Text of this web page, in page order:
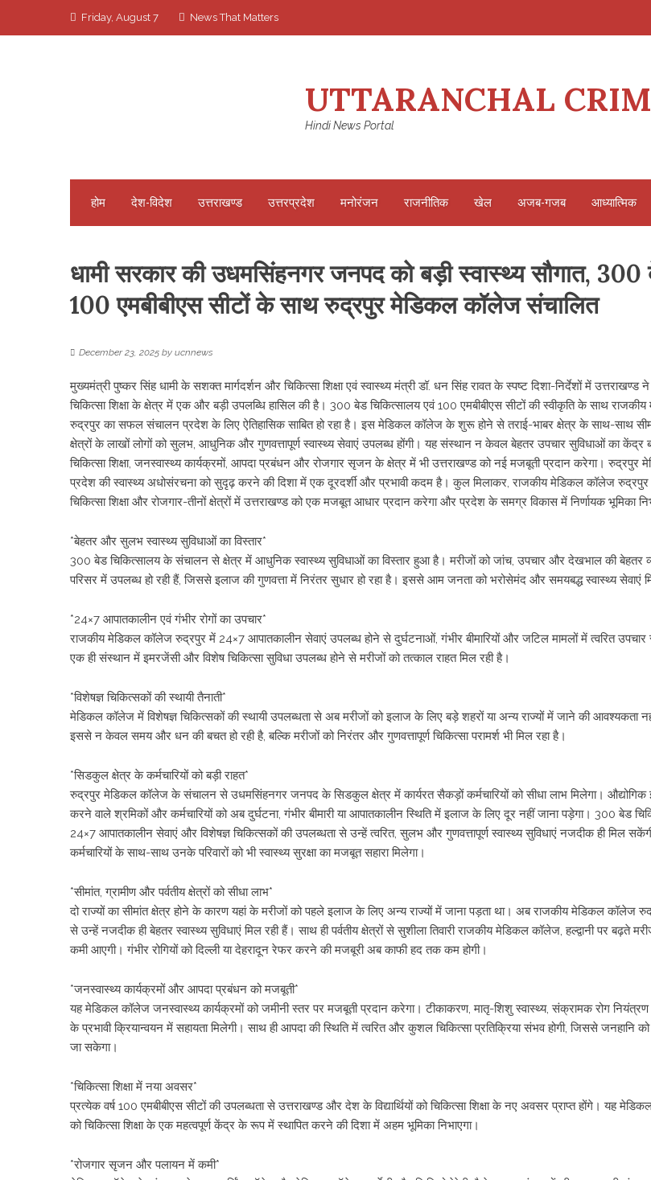
Friday, August 7 News That Matters
UTTARANCHAL
Hindi News Portal
होम देश-विदेश उत्तराखण्ड उत्तरप्रदेश मनोरंजन राजनीतिक खेल अजब-गजब आध्यात्मिक
धामी सरकार की उधमसिंहनगर जनपद को बड़ी स्वास्थ्य सौगात,
100 एमबीबीएस सीटों के साथ रुद्रपुर मेडिकल कॉलेज संचालित
December 23, 2025 by ucnnews
मुख्यमंत्री पुष्कर सिंह धामी के सशक्त मार्गदर्शन और चिकित्सा शिक्षा एवं स्वास्थ्य मंत्री डॉ. धन सिंह रावत के स्पष्ट दिशा-निर्देशों में उत्तराखण्ड
चिकित्सा शिक्षा के क्षेत्र में एक और बड़ी उपलब्धि हासिल की है। 300 बेड चिकित्सालय एवं 100 एमबीबीएस सीटों की स्वीकृति के साथ
रुद्रपुर का सफल संचालन प्रदेश के लिए ऐतिहासिक साबित हो रहा है। इस मेडिकल कॉलेज के शुरू होने से तराई-भाबर क्षेत्र के साथ-साथ
क्षेत्रों के लाखों लोगों को सुलभ, आधुनिक और गुणवत्तापूर्ण स्वास्थ्य सेवाएं उपलब्ध होंगी। यह संस्थान न केवल बेहतर उपचार सुविधाओं का केंद्र
चिकित्सा शिक्षा, जनस्वास्थ्य कार्यक्रमों, आपदा प्रबंधन और रोजगार सृजन के क्षेत्र में भी उत्तराखण्ड को नई मजबूती प्रदान करेगा।
प्रदेश की स्वास्थ्य अधोसंरचना को सुदृढ़ करने की दिशा में एक दूरदर्शी और प्रभावी कदम है। कुल मिलाकर, राजकीय मेडिकल कॉलेज रुद्रपुर
चिकित्सा शिक्षा और रोजगार-तीनों क्षेत्रों में उत्तराखण्ड को एक मजबूत आधार प्रदान करेगा और प्रदेश के समग्र विकास में निर्णायक भूमिका
*बेहतर और सुलभ स्वास्थ्य सुविधाओं का विस्तार*
300 बेड चिकित्सालय के संचालन से क्षेत्र में आधुनिक स्वास्थ्य सुविधाओं का विस्तार हुआ है। मरीजों को जांच, उपचार और देखभाल की बेहतर
परिसर में उपलब्ध हो रही हैं, जिससे इलाज की गुणवत्ता में निरंतर सुधार हो रहा है। इससे आम जनता को भरोसेमंद और समयबद्ध स्वास्थ्य सेवाएं
*24×7 आपातकालीन एवं गंभीर रोगों का उपचार*
राजकीय मेडिकल कॉलेज रुद्रपुर में 24×7 आपातकालीन सेवाएं उपलब्ध होने से दुर्घटनाओं, गंभीर बीमारियों और जटिल मामलों में त्वरित उपचार
एक ही संस्थान में इमरजेंसी और विशेष चिकित्सा सुविधा उपलब्ध होने से मरीजों को तत्काल राहत मिल रही है।
*विशेषज्ञ चिकित्सकों की स्थायी तैनाती*
मेडिकल कॉलेज में विशेषज्ञ चिकित्सकों की स्थायी उपलब्धता से अब मरीजों को इलाज के लिए बड़े शहरों या अन्य राज्यों में जाने की आवश्यकता
इससे न केवल समय और धन की बचत हो रही है, बल्कि मरीजों को निरंतर और गुणवत्तापूर्ण चिकित्सा परामर्श भी मिल रहा है।
*सिडकुल क्षेत्र के कर्मचारियों को बड़ी राहत*
रुद्रपुर मेडिकल कॉलेज के संचालन से उधमसिंहनगर जनपद के सिडकुल क्षेत्र में कार्यरत सैकड़ों कर्मचारियों को सीधा लाभ मिलेगा। औद्योगिक
करने वाले श्रमिकों और कर्मचारियों को अब दुर्घटना, गंभीर बीमारी या आपातकालीन स्थिति में इलाज के लिए दूर नहीं जाना पड़ेगा। 300 बेड
24×7 आपातकालीन सेवाएं और विशेषज्ञ चिकित्सकों की उपलब्धता से उन्हें त्वरित, सुलभ और गुणवत्तापूर्ण स्वास्थ्य सुविधाएं नजदीक ही मिल
कर्मचारियों के साथ-साथ उनके परिवारों को भी स्वास्थ्य सुरक्षा का मजबूत सहारा मिलेगा।
*सीमांत, ग्रामीण और पर्वतीय क्षेत्रों को सीधा लाभ*
दो राज्यों का सीमांत क्षेत्र होने के कारण यहां के मरीजों को पहले इलाज के लिए अन्य राज्यों में जाना पड़ता था। अब राजकीय मेडिकल कॉलेज
से उन्हें नजदीक ही बेहतर स्वास्थ्य सुविधाएं मिल रही हैं। साथ ही पर्वतीय क्षेत्रों से सुशीला तिवारी राजकीय मेडिकल कॉलेज, हल्द्वानी पर बढ़ते
कमी आएगी। गंभीर रोगियों को दिल्ली या देहरादून रेफर करने की मजबूरी अब काफी हद तक कम होगी।
*जनस्वास्थ्य कार्यक्रमों और आपदा प्रबंधन को मजबूती*
यह मेडिकल कॉलेज जनस्वास्थ्य कार्यक्रमों को जमीनी स्तर पर मजबूती प्रदान करेगा। टीकाकरण, मातृ-शिशु स्वास्थ्य, संक्रामक रोग
के प्रभावी क्रियान्वयन में सहायता मिलेगी। साथ ही आपदा की स्थिति में त्वरित और कुशल चिकित्सा प्रतिक्रिया संभव होगी, जिससे जनहानि
जा सकेगा।
*चिकित्सा शिक्षा में नया अवसर*
प्रत्येक वर्ष 100 एमबीबीएस सीटों की उपलब्धता से उत्तराखण्ड और देश के विद्यार्थियों को चिकित्सा शिक्षा के नए अवसर प्राप्त होंगे। यह
को चिकित्सा शिक्षा के एक महत्वपूर्ण केंद्र के रूप में स्थापित करने की दिशा में अहम भूमिका निभाएगा।
*रोजगार सृजन और पलायन में कमी*